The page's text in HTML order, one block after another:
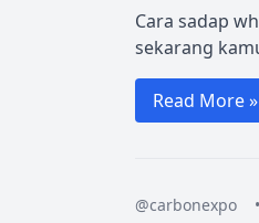
Cara sadap
sekarang
Read More »
@carbonexpo •